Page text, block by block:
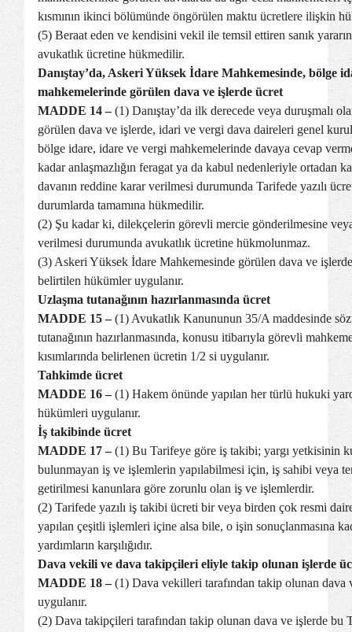
kısmının ikinci bölümünde öngörülen maktu ücretlere ilişkin
(5) Beraat eden ve kendisini vekil ile temsil ettiren sanık
avukatlık ücretine hükmedilir.
Danıştay’da, Askeri Yüksek İdare Mahkemesinde, bölge
mahkemelerinde görülen dava ve işlerde ücret
MADDE 14 –(1) Danıştay’da ilk derecede veya duruşmalı
görülen dava ve işlerde, idari ve vergi dava daireleri genel
bölge idare, idare ve vergi mahkemelerinde davaya cevap
kadar anlaşmazlığın feragat ya da kabul nedenleriyle ortadan
davanın reddine karar verilmesi durumunda Tarifede yazılı
durumlarda tamamına hükmedilir.
(2) Şu kadar ki, dilekçelerin görevli mercie gönderilmesine
verilmesi durumunda avukatlık ücretine hükmolunmaz.
(3) Askeri Yüksek İdare Mahkemesinde görülen dava ve
belirtilen hükümler uygulanır.
Uzlaşma tutanağının hazırlanmasında ücret
MADDE 15 –(1) Avukatlık Kanununun 35/A maddesinde
tutanağının hazırlanmasında, konusu itibarıyla görevli
kısımlarında belirlenen ücretin 1/2 si uygulanır.
Tahkimde ücret
MADDE 16 –(1) Hakem önünde yapılan her türlü hukuki
hükümleri uygulanır.
İş takibinde ücret
MADDE 17 –(1) Bu Tarifeye göre iş takibi; yargı yetkisinin
bulunmayan iş ve işlemlerin yapılabilmesi için, iş sahibi veya
getirilmesi kanunlara göre zorunlu olan iş ve işlemlerdir.
(2) Tarifede yazılı iş takibi ücreti bir veya birden çok resmi
yapılan çeşitli işlemleri içine alsa bile, o işin sonuçlanmasına
yardımların karşılığıdır.
Dava vekili ve dava takipçileri eliyle takip olunan işlerde
MADDE 18 –(1) Dava vekilleri tarafından takip olunan dava
uygulanır.
(2) Dava takipçileri tarafından takip olunan dava ve işlerde bu